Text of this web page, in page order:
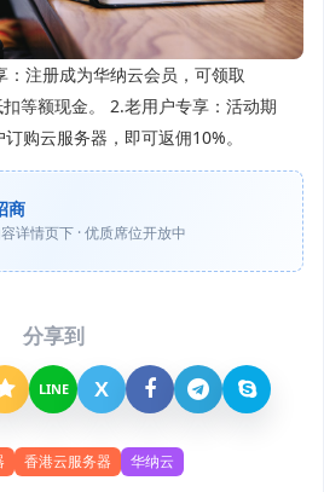
注册成为华纳云会员，可领取
等额现金。 2.老用户专享：活动期
购云服务器，即可返佣10%。
商
详情页下 · 优质席位开放中
分享到
LINE X
香港云服务器 华纳云